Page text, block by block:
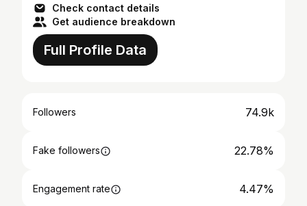
Check contact details
Get audience breakdown
Full Profile Data
Followers 74.9k
Fake followers 22.78%
Engagement rate 4.47%